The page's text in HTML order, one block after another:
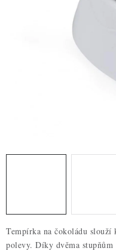
ZDRAVÉ PEČENÍ
DÁRKOVÉ POUKAZY
TÉMATICKÉ PRODUKTY
Hodnocení obchodu
Blog
Podmínky ochrany osobních
Tempírka na čokoládu slouží
polevy. Díky dvěma stupňům